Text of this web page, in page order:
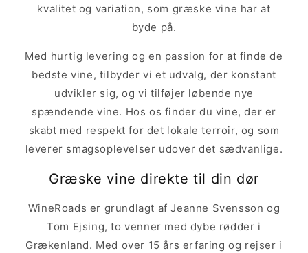
kvalitet og variation, som græske vine har at
byde på.
Med hurtig levering og en passion for at finde de
bedste vine, tilbyder vi et udvalg, der konstant
udvikler sig, og vi tilføjer løbende nye
spændende vine. Hos os finder du vine, der er
skabt med respekt for det lokale terroir, og som
leverer smagsoplevelser udover det sædvanlige.
Græske vine direkte til din dør
WineRoads er grundlagt af Jeanne Svensson og
Tom Ejsing, to venner med dybe rødder i
Grækenland. Med over 15 års erfaring og rejser i